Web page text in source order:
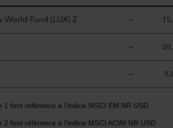
Fund (LUX) Z —
—
—
1 font référence à l’indice MSCI EM NR USD
font référence à l’indice MSCI ACWI NR USD